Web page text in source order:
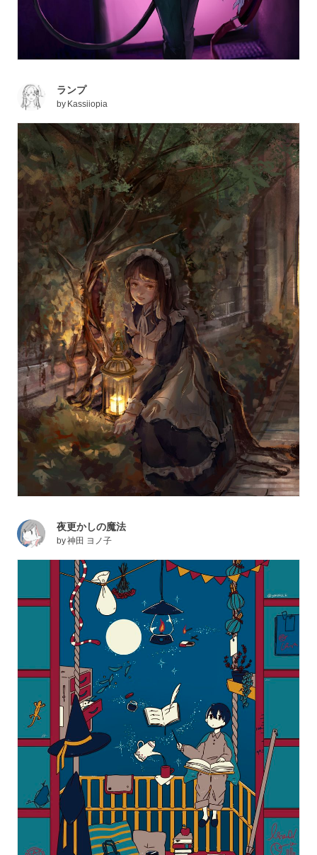
ランプ
by Kassiiopia
夜更かしの魔法
by神田 ヨノ子